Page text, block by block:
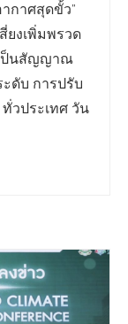
กาศสุดขั้ว”
ยงเพิ่มพรวด
ป็นสัญญาณ
ะดับ การปรับ
วประเทศ วัน